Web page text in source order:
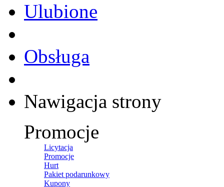
Ulubione
Obsługa
Nawigacja strony
Promocje
Licytacja
Promocje
Hurt
Pakiet podarunkowy
Kupony